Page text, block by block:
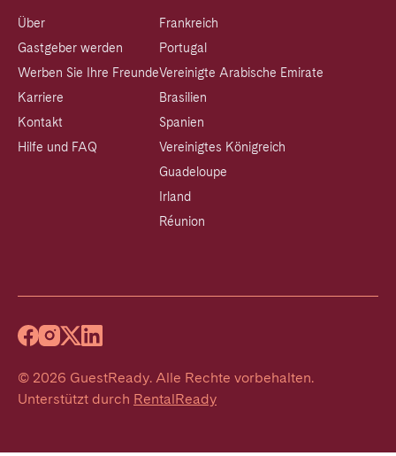
Über
Gastgeber werden
Werben Sie Ihre Freunde
Karriere
Kontakt
Hilfe und FAQ
Frankreich
Portugal
Vereinigte Arabische Emirate
Brasilien
Spanien
Vereinigtes Königreich
Guadeloupe
Irland
Réunion
© 2026 GuestReady. Alle Rechte vorbehalten.
Unterstützt durch RentalReady